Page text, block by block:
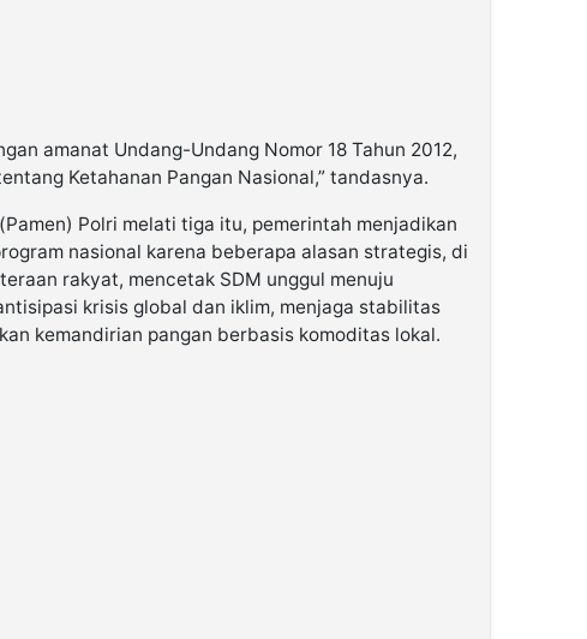
amanat Undang-Undang Nomor 18 Tahun 2012,
Ketahanan Pangan Nasional,” tandasnya.
Polri melati tiga itu, pemerintah menjadikan
nasional karena beberapa alasan strategis, di
rakyat, mencetak SDM unggul menuju
krisis global dan iklim, menjaga stabilitas
kemandirian pangan berbasis komoditas lokal.